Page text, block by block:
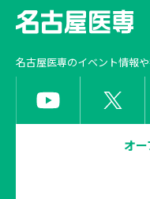
名古屋医専のイベント情報
オ